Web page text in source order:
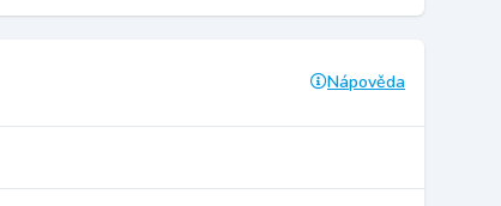
Nápověda